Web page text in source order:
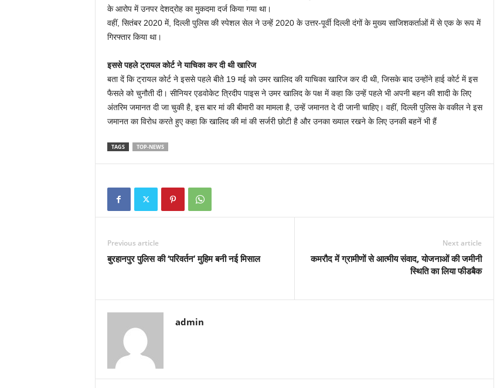
के आरोप में उनपर देशद्रोह का मुकदमा दर्ज किया गया था।
वहीं, सितंबर 2020 में, दिल्ली पुलिस की स्पेशल सेल ने उन्हें 2020 के उत्तर-पूर्वी दिल्ली दंगों के मुख्य साजिशकर्ताओं में से एक के रूप में
गिरफ्तार किया था।
इससे पहले ट्रायल कोर्ट ने याचिका कर दी थी खारिज
बता दें कि ट्रायल कोर्ट ने इससे पहले बीते 19 मई को उमर खालिद की याचिका खारिज कर दी थी, जिसके बाद उन्होंने हाई कोर्ट में इस
फैसले को चुनौती दी। सीनियर एडवोकेट त्रिदीप पाइस ने उमर खालिद के पक्ष में कहा कि उन्हें पहले भी अपनी बहन की शादी के लिए
अंतरिम जमानत दी जा चुकी है, इस बार मां की बीमारी का मामला है, उन्हें जमानत दे दी जानी चाहिए। वहीं, दिल्ली पुलिस के वकील ने इस
जमानत का विरोध करते हुए कहा कि खालिद की मां की सर्जरी छोटी है और उनका ख्याल रखने के लिए उनकी बहनें भी हैं
TAGS TOP-NEWS
Previous article
बुरहानपुर पुलिस की ‘परिवर्तन’ मुहिम बनी नई मिसाल
Next article
कमरौद में ग्रामीणों से आत्मीय संवाद, योजनाओं की जमीनी
स्थिति का लिया फीडबैक
admin